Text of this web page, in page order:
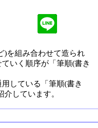
)を組み合わせて造られ
いく順序が「筆順(書き
している「筆順(書き
しています。